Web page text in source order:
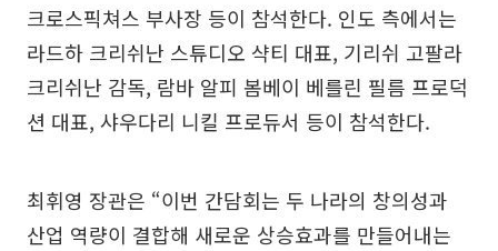
크로스픽쳐스 부사장 등이 참석한다. 인도 측에서는
라드하 크리쉬난 스튜디오 샥티 대표, 기리쉬 고팔라
크리쉬난 감독, 람바 알피 봄베이 베를린 필름 프로덕
션 대표, 샤우다리 니킬 프로듀서 등이 참석한다.
최휘영 장관은 “이번 간담회는 두 나라의 창의성과
산업 역량이 결합해 새로운 상승효과를 만들어내는